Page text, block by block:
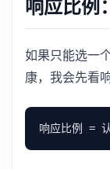
如果只能选一
康，我会先看